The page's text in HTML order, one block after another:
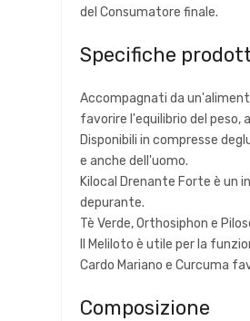
del Consumatore finale.
Specifiche
Accompagnati da
favorire l'equilibrio del peso,
Disponibili in compresse
e anche dell'uomo.
Kilocal Drenante Forte è
depurante.
Tè Verde, Orthosiphon e
Il Meliloto è utile per la
Cardo Mariano e Curcuma
Composizione